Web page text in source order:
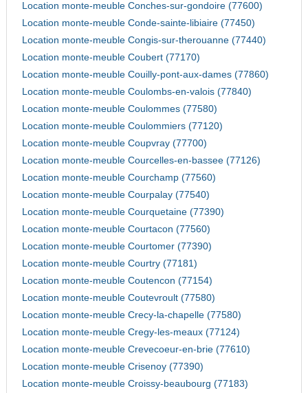
Location monte-meuble Conches-sur-gondoire (77600)
Location monte-meuble Conde-sainte-libiaire (77450)
Location monte-meuble Congis-sur-therouanne (77440)
Location monte-meuble Coubert (77170)
Location monte-meuble Couilly-pont-aux-dames (77860)
Location monte-meuble Coulombs-en-valois (77840)
Location monte-meuble Coulommes (77580)
Location monte-meuble Coulommiers (77120)
Location monte-meuble Coupvray (77700)
Location monte-meuble Courcelles-en-bassee (77126)
Location monte-meuble Courchamp (77560)
Location monte-meuble Courpalay (77540)
Location monte-meuble Courquetaine (77390)
Location monte-meuble Courtacon (77560)
Location monte-meuble Courtomer (77390)
Location monte-meuble Courtry (77181)
Location monte-meuble Coutencon (77154)
Location monte-meuble Coutevroult (77580)
Location monte-meuble Crecy-la-chapelle (77580)
Location monte-meuble Cregy-les-meaux (77124)
Location monte-meuble Crevecoeur-en-brie (77610)
Location monte-meuble Crisenoy (77390)
Location monte-meuble Croissy-beaubourg (77183)